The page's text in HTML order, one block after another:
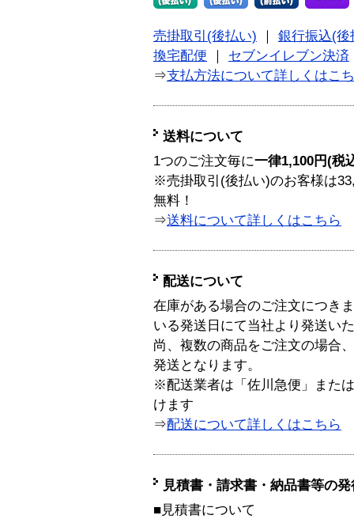
売掛取引(後払い)
銀行振込(後
換宅配便
セブンイレブン決済
⇒支払方法について詳しくはこ
送料について
1つのご注文毎に一律1,100円(税
※売掛取引(後払い)のお客様は
無料！
⇒送料について詳しくはこちら
配送について
在庫がある場合のご注文につき
いる発送日にて当社より発送い
尚、複数の商品をご注文の場合
発送となります。
※配送業者は「佐川急便」また
けます
⇒配送について詳しくはこちら
見積書・請求書・納品書等の
■見積書について